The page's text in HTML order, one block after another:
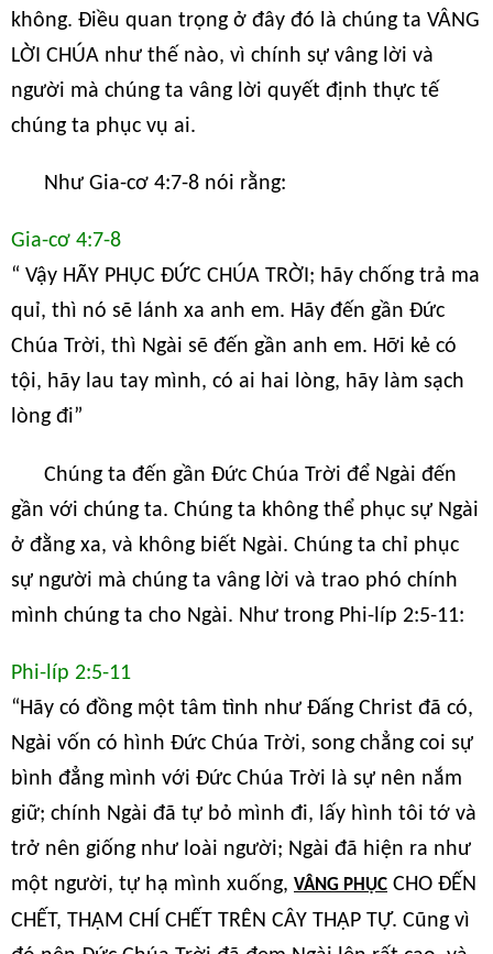
không. Điều quan trọng ở đây đó là chúng ta VÂNG
LỜI CHÚA như thế nào, vì chính sự vâng lời và
người mà chúng ta vâng lời quyết định thực tế
chúng ta phục vụ ai.
Như Gia-cơ 4:7-8 nói rằng:
Gia-cơ 4:7-8
“ Vậy HÃY PHỤC ĐỨC CHÚA TRỜI; hãy chống trả ma
quỉ, thì nó sẽ lánh xa anh em. Hãy đến gần Đức
Chúa Trời, thì Ngài sẽ đến gần anh em. Hỡi kẻ có
tội, hãy lau tay mình, có ai hai lòng, hãy làm sạch
lòng đi”
Chúng ta đến gần Đức Chúa Trời để Ngài đến
gần với chúng ta. Chúng ta không thể phục sự Ngài
ở đằng xa, và không biết Ngài. Chúng ta chỉ phục
sự người mà chúng ta vâng lời và trao phó chính
mình chúng ta cho Ngài. Như trong Phi-líp 2:5-11:
Phi-líp 2:5-11
“Hãy có đồng một tâm tình như Đấng Christ đã có,
Ngài vốn có hình Đức Chúa Trời, song chẳng coi sự
bình đẳng mình với Đức Chúa Trời là sự nên nắm
giữ; chính Ngài đã tự bỏ mình đi, lấy hình tôi tớ và
trở nên giống như loài người; Ngài đã hiện ra như
một người, tự hạ mình xuống, VÂNG PHỤC CHO ĐẾN
CHẾT, THẬM CHÍ CHẾT TRÊN CÂY THẬP TỰ. Cũng vì